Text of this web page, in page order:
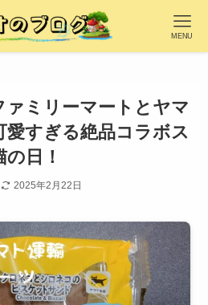
MENU
ァミリーマートとヤマ
愛すぎる絶品コラボス
日！
2025年2月22日